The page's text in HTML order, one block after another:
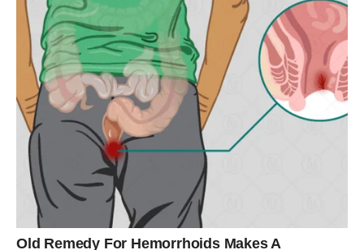
ti vidiš jasno. Ne ulaziš iz nostalgije. Ulaziš samo ako je to
novo ponašanje, a ne stara priča u novom pakovanju.
Ovo je mart kada Ovan prestaje da juri ljubav i počinje
da bira ljubav.
Posao i novac – priznanje koje
stiže u pravom trenutku
Poslovno, mart može doneti pomak koji te vraća u život.
Neko konačno vidi koliko možeš. Neko ti daje prostor,